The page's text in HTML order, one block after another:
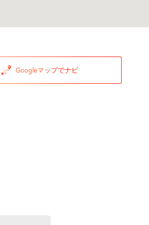
Googleマップでナビ